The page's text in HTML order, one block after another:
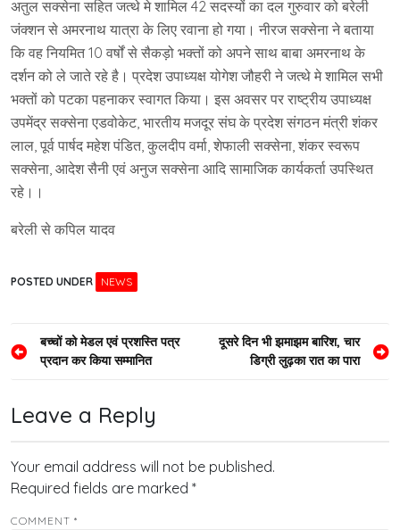
अतुल सक्सेना सहित जत्थे मे शामिल 42 सदस्यों का दल गुरुवार को बरेली
जंक्शन से अमरनाथ यात्रा के लिए रवाना हो गया। नीरज सक्सेना ने बताया
कि वह नियमित 10 वर्षों से सैकड़ो भक्तों को अपने साथ बाबा अमरनाथ के
दर्शन को ले जाते रहे है। प्रदेश उपाध्यक्ष योगेश जौहरी ने जत्थे मे शामिल सभी
भक्तों को पटका पहनाकर स्वागत किया। इस अवसर पर राष्ट्रीय उपाध्यक्ष
उपमेंद्र सक्सेना एडवोकेट, भारतीय मजदूर संघ के प्रदेश संगठन मंत्री शंकर
लाल, पूर्व पार्षद महेश पंडित, कुलदीप वर्मा, शेफाली सक्सेना, शंकर स्वरूप
सक्सेना, आदेश सैनी एवं अनुज सक्सेना आदि सामाजिक कार्यकर्ता उपस्थित
रहे।।
बरेली से कपिल यादव
POSTED UNDER NEWS
Post
navigation
बच्चों को मेडल एवं प्रशस्ति पत्र
प्रदान कर किया सम्मानित
दूसरे दिन भी झमाझम बारिश, चार
डिग्री लुढ़का रात का पारा
Leave a Reply
Your email address will not be published.
Required fields are marked *
COMMENT *